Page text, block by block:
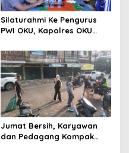
Silaturahmi Ke Pengurus
PWI OKU, Kapolres OKU
Media dan Polri
Jumat Bersih, Karyawan
dan Pedagang Kompak